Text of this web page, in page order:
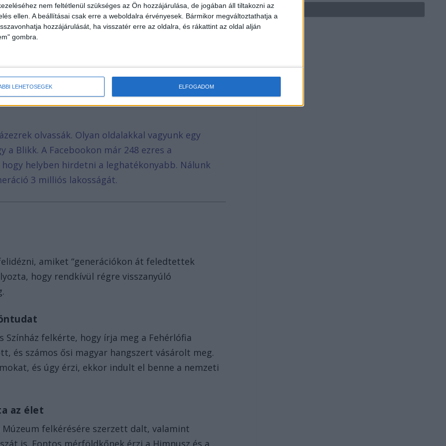
nem feltétlenül szükséges az Ön hozzájárulása, de jogában áll tiltakozni az
ellen. A beállításai csak erre a weboldalra érvényesek. Bármikor megváltoztathatja a
hozzájárulását, ha visszatér erre az oldalra, és rákattint az oldal alján
gombra.
LEHETŐSÉGEK ELFOGADOM
az, hogy a rend tagjai figyelemmel
valamint az, hogy megajándékozták a
Indián át a Skandináv területekig minden
megvannak a saját stíluselemei, ruhái,
van.
olvassák. Olyan oldalakkal vagyunk egy
a Blikk. A Facebookon már 248 ezres a
helyben hirdetni a leghatékonyabb. Nálunk
3 milliós lakosságát.
amiket “generációkon át feledtettek
hogy rendkívül régre visszanyúló
Színház felkérte, hogy írja meg a Fehérlófia
és számos ősi magyar hangszert vásárolt meg.
és úgy érzi, ekkor indult el benne a nemzeti
az élet
felkérésére szerzett dalt, valamint
is. Fontos mérföldkőnek érzi a Himnusz és a